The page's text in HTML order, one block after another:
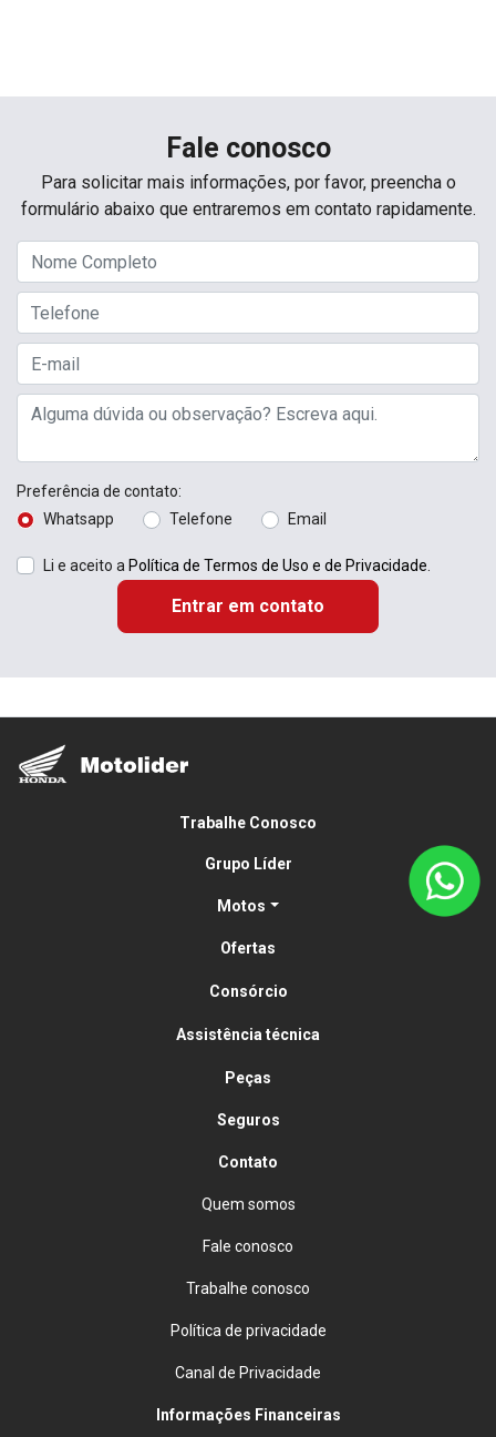
Fale conosco
Para solicitar mais informações, por favor, preencha o
formulário abaixo que entraremos em contato rapidamente.
Preferência de contato:
Whatsapp
Telefone Email
Li e aceito a Política de Termos de Uso e de Privacidade
Entrar em contato
Trabalhe Conosco
Grupo Líder
Motos
Ofertas
Consórcio
Assistência técnica
Peças
Seguros
Contato
Quem somos
Fale conosco
Trabalhe conosco
Política de privacidade
Canal de Privacidade
Informações Financeiras